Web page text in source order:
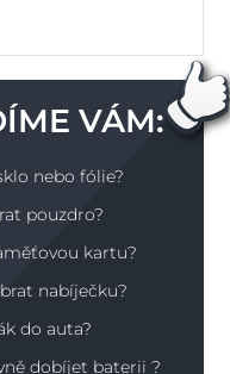
VÁM:
nebo fólie?
pouzdro?
kartu?
nabíječku?
do auta?
dobíjet baterii ?